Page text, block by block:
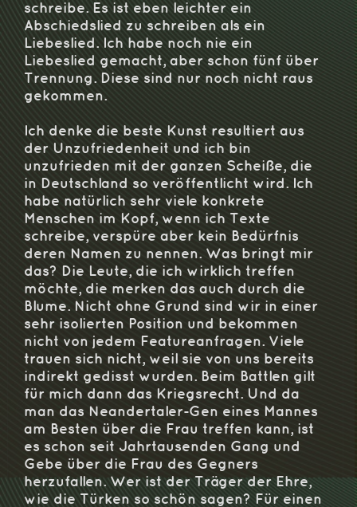
schreibe. Es ist eben leichter ein
Abschiedslied zu schreiben als ein
Liebeslied. Ich habe noch nie ein
Liebeslied gemacht, aber schon fünf über
Trennung. Diese sind nur noch nicht raus
gekommen.
Ich denke die beste Kunst resultiert aus
der Unzufriedenheit und ich bin
unzufrieden mit der ganzen Scheiße, die
in Deutschland so veröffentlicht wird. Ich
habe natürlich sehr viele konkrete
Menschen im Kopf, wenn ich Texte
schreibe, verspüre aber kein Bedürfnis
deren Namen zu nennen. Was bringt mir
das? Die Leute, die ich wirklich treffen
möchte, die merken das auch durch die
Blume. Nicht ohne Grund sind wir in einer
sehr isolierten Position und bekommen
nicht von jedem Featureanfragen. Viele
trauen sich nicht, weil sie von uns bereits
indirekt gedisst wurden. Beim Battlen gilt
für mich dann das Kriegsrecht. Und da
man das Neandertaler-Gen eines Mannes
am Besten über die Frau treffen kann, ist
es schon seit Jahrtausenden Gang und
Gebe über die Frau des Gegners
herzufallen. Wer ist der Träger der Ehre,
wie die Türken so schön sagen? Für einen